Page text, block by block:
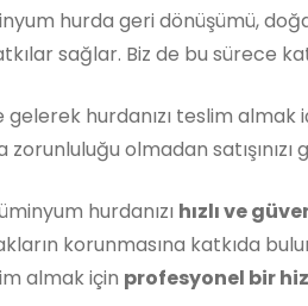
hurda geri dönüşümü,
sağlar. Biz de bu sürece
gelerek hurdanızı teslim almak
olmadan satışınızı
hurdanızı hızlı ve
korunmasına katkıda
almak için profesyonel bir